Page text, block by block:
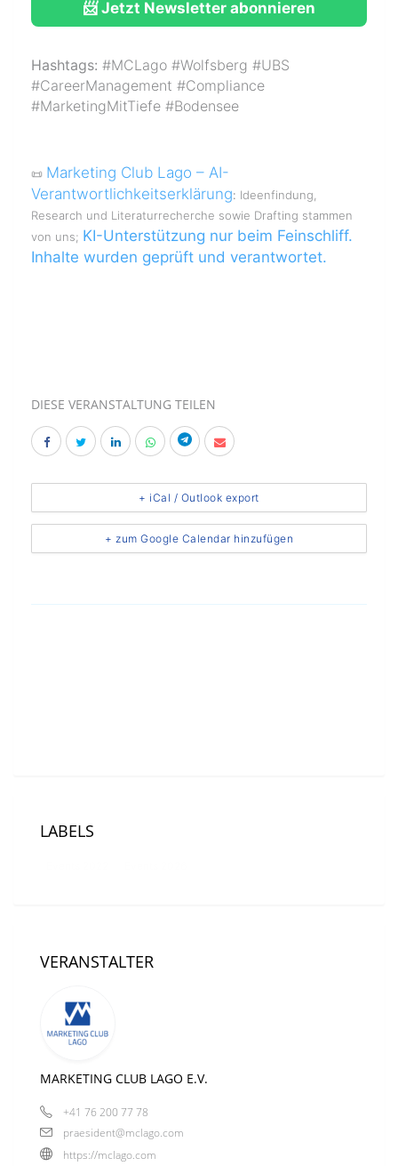
📨 Jetzt Newsletter abonnieren
Hashtags: #MCLago #Wolfsberg #UBS
#CareerManagement #Compliance
#MarketingMitTiefe #Bodensee
📜 Marketing Club Lago – AI-
Verantwortlichkeitserklärung: Ideenfindung,
Research und Literaturrecherche sowie Drafting stammen
von uns; KI-Unterstützung nur beim Feinschliff.
Inhalte wurden geprüft und verantwortet.
DIESE VERANSTALTUNG TEILEN
+ zum Google Calendar hinzufügen
+ iCal / Outlook export
LABELS
VERANSTALTER
MARKETING CLUB LAGO E.V.
+41 76 200 77 78
praesident@mclago.com
https://mclago.com